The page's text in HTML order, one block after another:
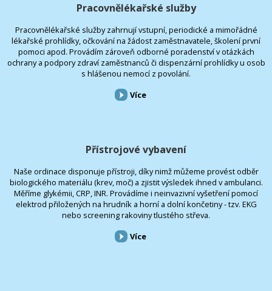
Pracovnělékařské služby
Pracovnělékařské služby zahrnují vstupní, periodické a mimořádné
lékařské prohlídky, očkování na žádost zaměstnavatele, školení první
pomoci apod. Provádím zároveň odborné poradenství v otázkách
ochrany a podpory zdraví zaměstnanců či dispenzární prohlídky u osob
s hlášenou nemocí z povolání.
Více
Přístrojové vybavení
Naše ordinace disponuje přístroji, díky nimž můžeme provést odběr
biologického materiálu (krev, moč) a zjistit výsledek ihned v ambulanci.
Měříme glykémii, CRP, INR. Provádíme i neinvazivní vyšetření pomocí
elektrod přiložených na hrudník a horní a dolní končetiny - tzv. EKG
nebo screening rakoviny tlustého střeva.
Více